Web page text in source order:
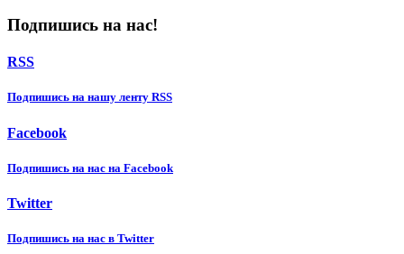
Подпишись на нас!
RSS
Подпишиcь на нашу ленту RSS
Facebook
Подпишиcь на нас на Facebook
Twitter
Подпишиcь на нас в Twitter